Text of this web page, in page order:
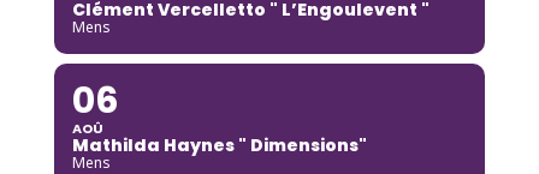
Clément Vercelletto " L’Engoulevent "
Mens
06
AOÛ
Mathilda Haynes " Dimensions"
Mens